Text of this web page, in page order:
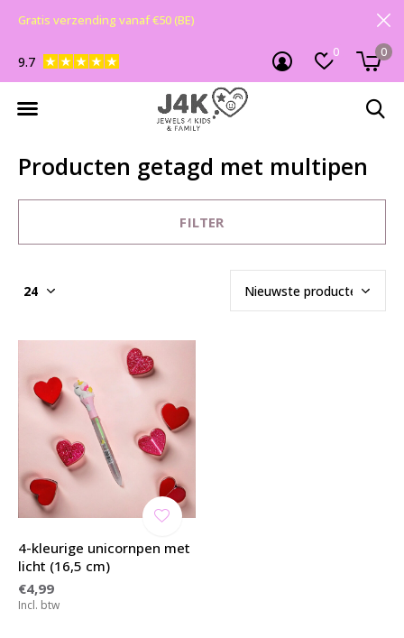
0 0
9.7
Gratis verzending vanaf €50 (BE)
Producten getagd met multipen
FILTER
4-kleurige unicornpen met
licht (16,5 cm)
€4,99
Incl. btw